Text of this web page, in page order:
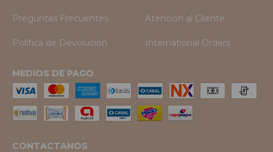
Preguntas Frecuentes Atención al Cliente
Política de Devolución International Orders
MEDIOS DE PAGO
CONTACTANOS